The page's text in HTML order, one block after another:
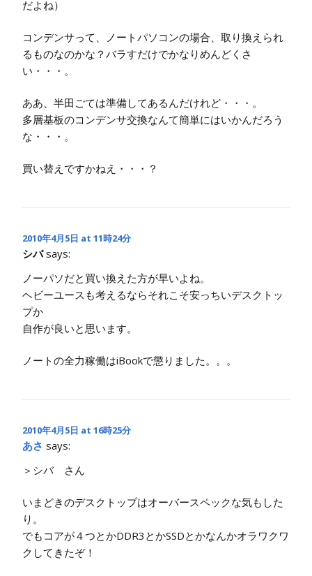
だよね）
コンデンサって、ノートパソコンの場合、取り換えられ
るものなのかな？バラすだけでかなりめんどくさ
い・・・。
ああ、半田ごては準備してあるんだけれど・・・。
多層基板のコンデンサ交換なんて簡単にはいかんだろう
な・・・。
買い替えですかねえ・・・？
2010年4月5日 at 11時24分
シバ says:
ノーパソだと買い換えた方が早いよね。
ヘビーユースも考えるならそれこそ安っちいデスクトッ
プか
自作が良いと思います。
ノートの全力稼働はiBookで懲りました。。。
2010年4月5日 at 16時25分
あさ says:
＞シバ さん
いまどきのデスクトップはオーバースペックな気もした
り。
でもコアが４つとかDDR3とかSSDとかなんかオラワクワ
クしてきたぞ！